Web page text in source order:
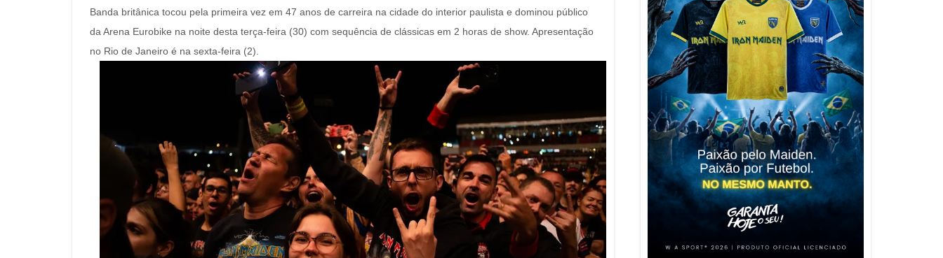
Banda britânica tocou pela primeira vez em 47 anos de carreira na cidade do interior paulista e dominou público
da Arena Eurobike na noite desta terça-feira (30) com sequência de clássicas em 2 horas de show. Apresentação
no Rio de Janeiro é na sexta-feira (2).